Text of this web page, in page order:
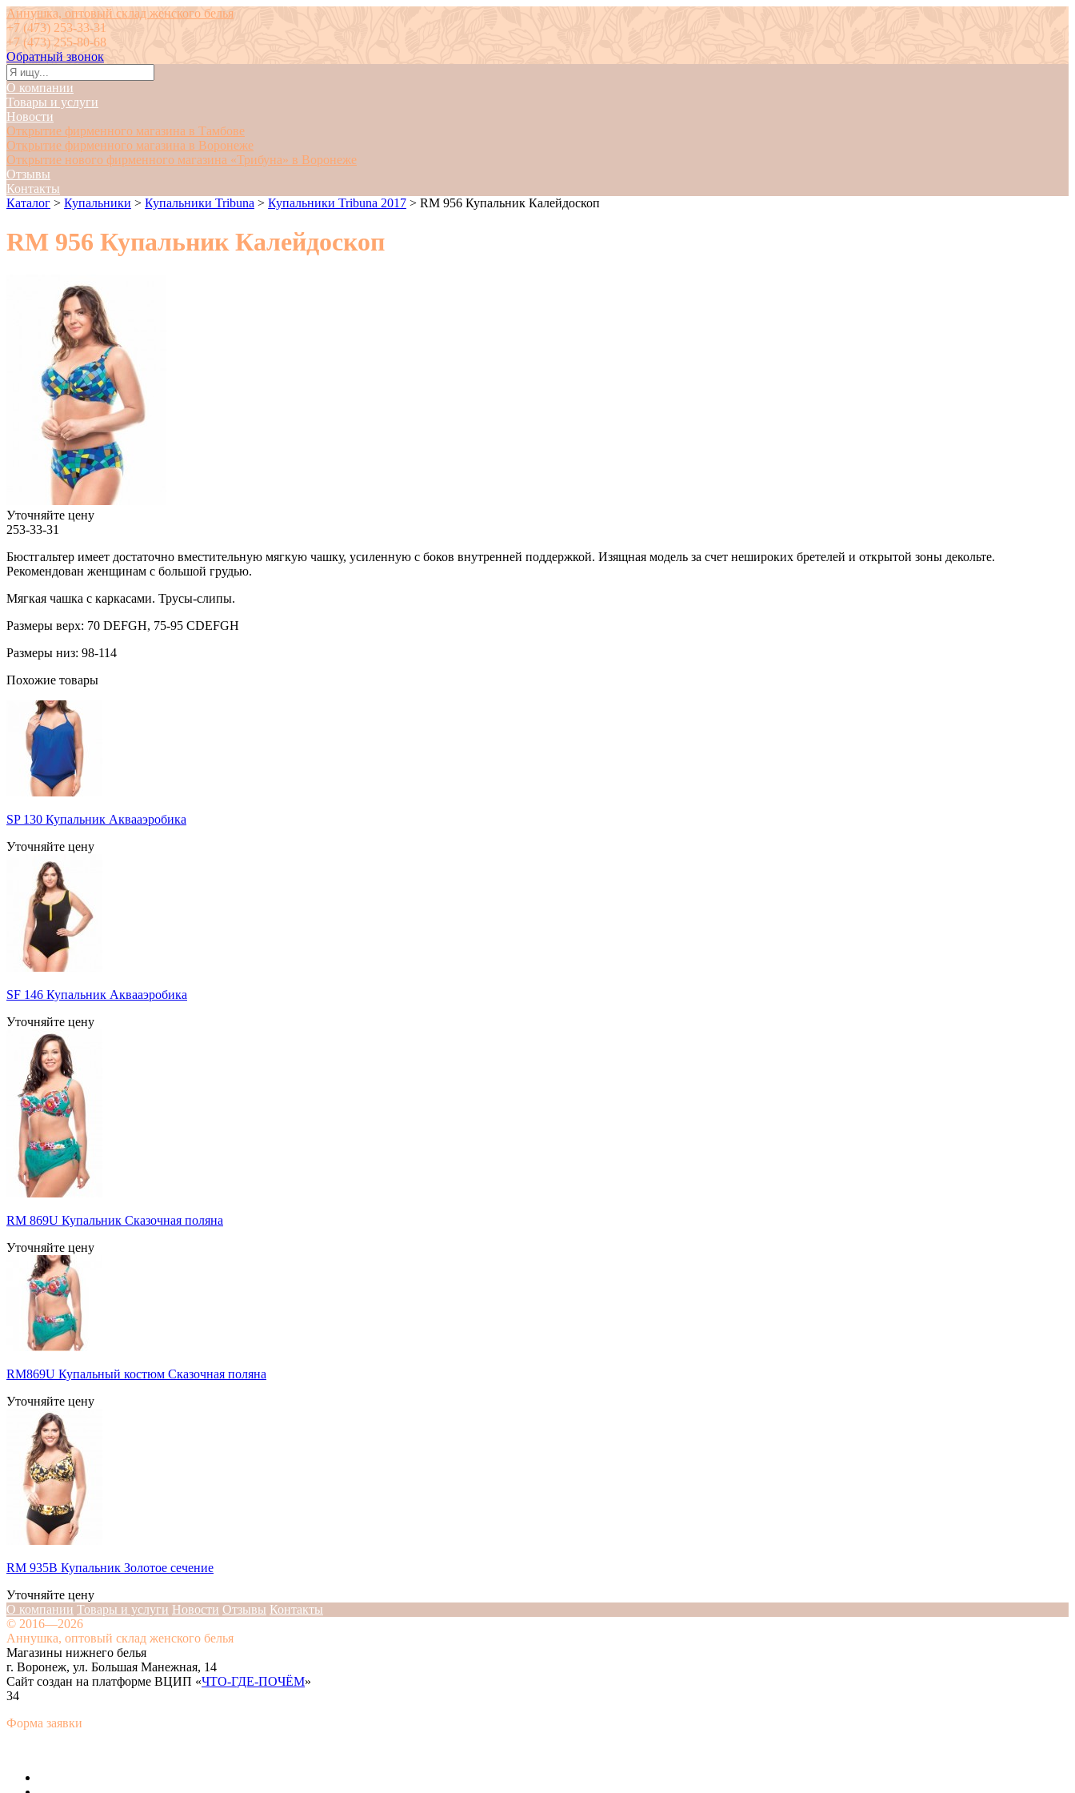
Аннушка, оптовый склад женского белья
+7 (473) 253-33-31
+7 (473) 255-80-68
Обратный звонок
О компании
Товары и услуги
Новости
Открытие фирменного магазина в Тамбове
Открытие фирменного магазина в Воронеже
Открытие нового фирменного магазина «Трибуна» в Воронеже
Отзывы
Контакты
Каталог > Купальники > Купальники Tribuna > Купальники Tribuna 2017 > RM 956 Купальник Калейдоскоп
RM 956 Купальник Калейдоскоп
Уточняйте цену
253-33-31
Бюстгальтер имеет достаточно вместительную мягкую чашку, усиленную с боков внутренней поддержкой. Изящная модель за счет нешироких бретелей и открытой зоны декольте.
Рекомендован женщинам с большой грудью.
Мягкая чашка с каркасами. Трусы-слипы.
Размеры верх: 70 DEFGH, 75-95 CDEFGH
Размеры низ: 98-114
Похожие товары
SP 130 Купальник Аквааэробика
Уточняйте цену
SF 146 Купальник Аквааэробика
Уточняйте цену
RM 869U Купальник Сказочная поляна
Уточняйте цену
RM869U Купальный костюм Сказочная поляна
Уточняйте цену
RM 935B Купальник Золотое сечение
Уточняйте цену
О компании Товары и услуги Новости Отзывы Контакты
© 2016—2026
Аннушка, оптовый склад женского белья
Магазины нижнего белья
г. Воронеж, ул. Большая Манежная, 14
Сайт создан на платформе ВЦИП «ЧТО-ГДЕ-ПОЧЁМ»
34
Форма заявки